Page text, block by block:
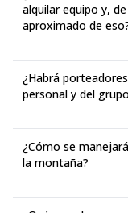
alquilar equipo y,
aproximado de
¿Habrá
personal y del
¿Cómo se
la montaña?